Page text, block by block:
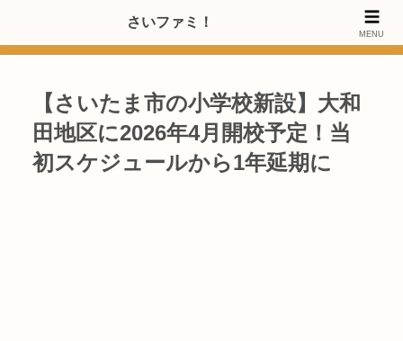
>>【PRのご協力内容更新しました】さいたま市のファミリー世代・20～
【さいたま市の小学校新設】大和
田地区に2026年4月開校予定！当
初スケジュールから1年延期に
さいファミ！
MENU